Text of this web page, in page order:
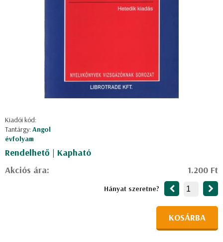
Kiadói kód:
Tantárgy:Angol
évfolyam
Rendelhető | Kapható
Akciós ára:
1.200 Ft
Hányat szeretne?
KOSÁRBA